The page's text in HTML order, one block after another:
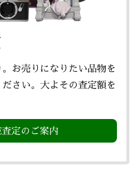
お売りになりたい品物を
さい。大よその査定額を
定のご案内